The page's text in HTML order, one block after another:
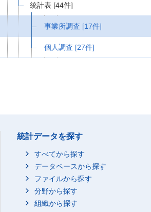
統計表 [44件]
事業所調査 [17件]
個人調査 [27件]
統計データを探す
すべてから探す
データベースから探す
ファイルから探す
分野から探す
組織から探す